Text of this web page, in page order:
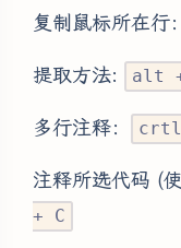
复制鼠标所在行：
提取方法: alt
多行注释：
注释所选代码 (
+ C